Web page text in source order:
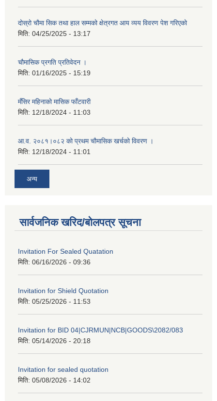
दोस्रो चौमा सिक तथा हाल सम्मको क्षेत्रगत आय व्यय विवरण पेश गरिएको
मिति: 04/25/2025 - 13:17
चौमासिक प्रगति प्रतिवेदन ।
मिति: 01/16/2025 - 15:19
मँसिर महिनाको मासिक फाँटवारी
मिति: 12/18/2024 - 11:03
आ.व. २०८१।०८२ को प्रथम चौमासिक खर्चको विवरण ।
मिति: 12/18/2024 - 11:01
अन्य
सार्वजनिक खरिद/बोलपत्र सूचना
Invitation For Sealed Quatation
मिति: 06/16/2026 - 09:36
Invitation for Shield Quotation
मिति: 05/25/2026 - 11:53
Invitation for BID 04|CJRMUN|NCB|GOODS\2082/083
मिति: 05/14/2026 - 20:18
Invitation for sealed quotation
मिति: 05/08/2026 - 14:02